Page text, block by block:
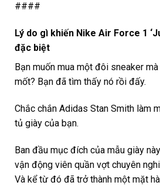
####
Lý do gì khiến Nike Air Force 1
đặc biệt
Bạn muốn mua một đôi sneaker
mốt? Bạn đã tìm thấy nó rồi đấy.
Chắc chắn Adidas Stan Smith làm
tủ giày của bạn.
Ban đầu mục đích của mẫu giày
vận động viên quần vợt chuyên
Và kể từ đó đã trở thành một mặt